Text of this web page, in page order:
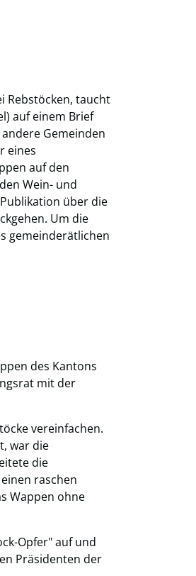
Rebstöcken, taucht
auf einem Brief
Gemeinden
eines
auf den
Wein- und
über die
Um die
gemeinderätlichen
des Kantons
mit der
vereinfachen.
war die
die
raschen
Wappen ohne
Opfer" auf und
Präsidenten der